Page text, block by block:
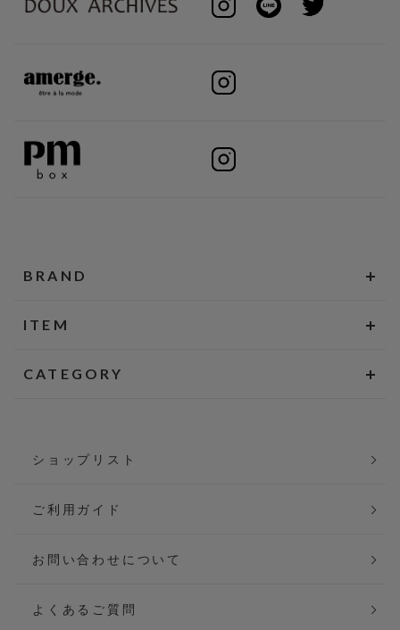
BRAND
ITEM
CATEGORY
ショップリスト
ご利用ガイド
お問い合わせについて
よくあるご質問